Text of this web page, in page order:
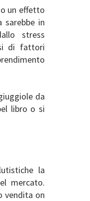
un effetto
in
stress
di fattori
da
libro o si
la
mercato.
vendita on